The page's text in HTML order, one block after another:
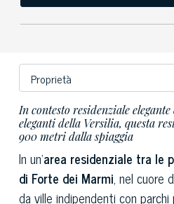
In contesto residenziale
eleganti della Versilia, questa
900 metri dalla spiaggia
In un’area residenziale tra le
di Forte dei Marmi, nel cuore
da ville indipendenti con